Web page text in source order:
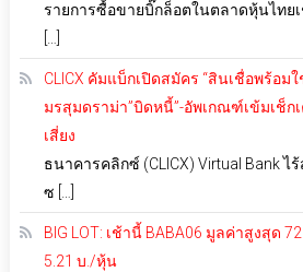
รายการซื้อขายบิ๊กล็อตในตลาดหุ้นไทย
[…]
CLICX คัมแบ็กเปิดสมัคร “สินเชื่อพร้อม
มรสุมดราม่า”บิดหนี้”-อัพเกณฑ์เข้มเช็ก
เสี่ยง
ธนาคารคลิกซ์ (CLICX) Virtual Bank ไ
ซ […]
BIG LOT: เช้านี้ BABA06 มูลค่าสูงสุด
5.21 บ./หุ้น